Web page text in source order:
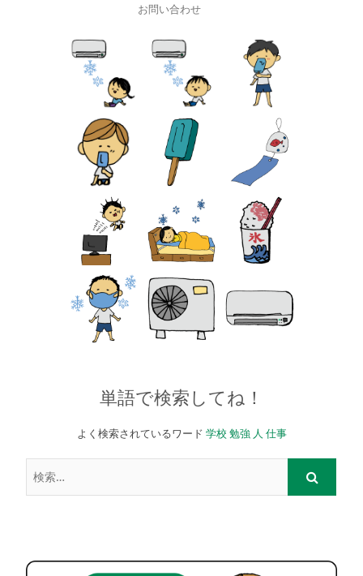
お問い合わせ
Skip
content
単語で検索してね！
よく検索されているワード 学校 勉強 人 仕事